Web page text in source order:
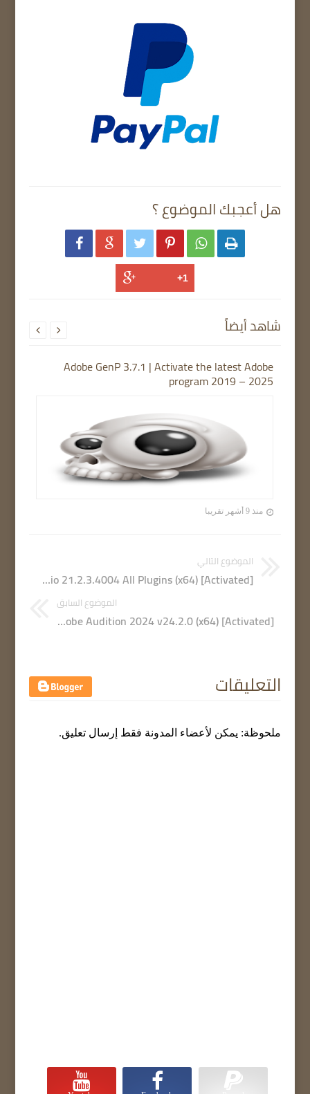
هل أعجبك الموضوع ؟
     
شاهد أيضاً
Adobe GenP 3.7.1 | Activate the latest Adobe
program 2019 – 2025
منذ 9 أشهر تقريبا
 
الموضوع التالي
FL Studio 21.2.3.4004 All Plugins (x64) [Activated]
الموضوع السابق
Adobe Audition 2024 v24.2.0 (x64) [Activated]
التعليقات
ملحوظة: يمكن لأعضاء المدونة فقط إرسال تعليق.